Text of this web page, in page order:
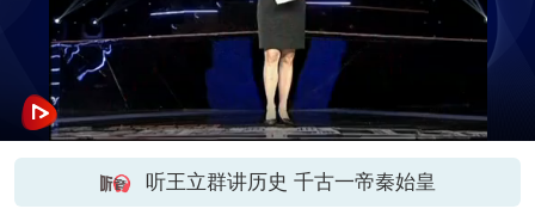
听王立群讲历史 千古一帝秦始皇